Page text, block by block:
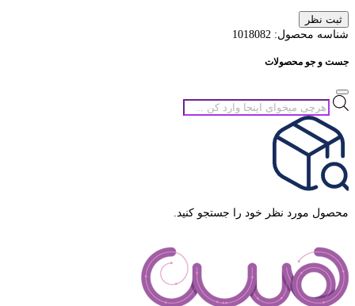
ثبت نظر
شناسه محصول: 1018082
جست و جو محصولات
جستجوی
محصولات
محصول مورد نظر خود را جستجو کنید.